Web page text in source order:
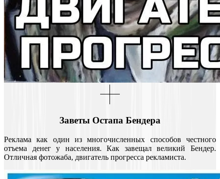
Заветы Остапа Бендера
Реклама как один из многочисленных способов честного
отъема денег у населения. Как завещал великий Бендер.
Отличная фотожаба, двигатель прогресса рекламиста.